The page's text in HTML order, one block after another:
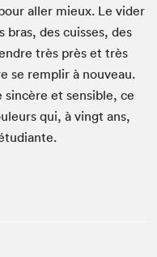
aller mieux. Le vider
bras, des cuiss­es, des
très près et très
se rem­plir à nou­veau.
sincère et sen­si­ble, ce
qui, à vingt ans,